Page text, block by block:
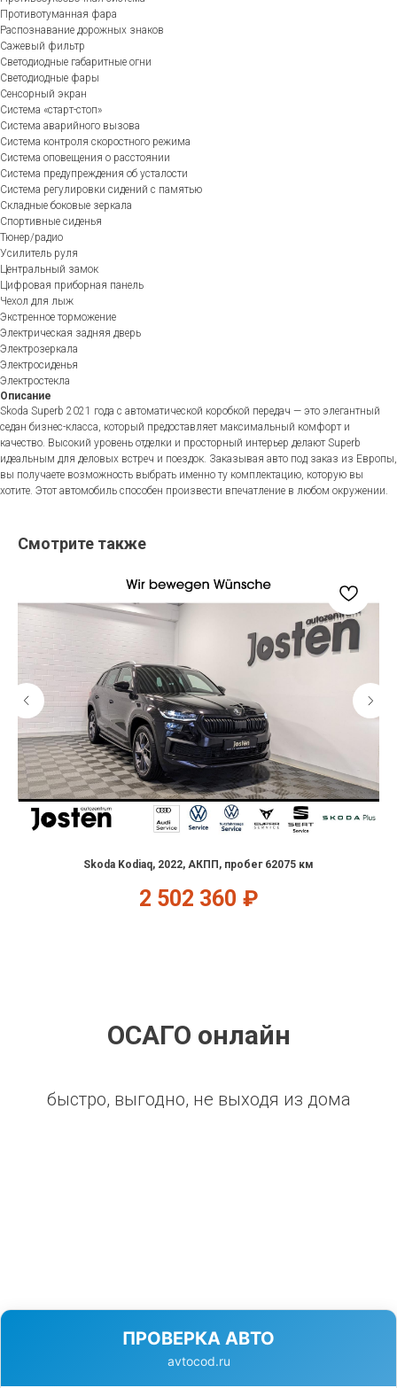
Противотуманная фара
Распознавание дорожных знаков
Сажевый фильтр
Светодиодные габаритные огни
Светодиодные фары
Сенсорный экран
Система «старт-стоп»
Система аварийного вызова
Система контроля скоростного режима
Система оповещения о расстоянии
Система предупреждения об усталости
Система регулировки сидений с памятью
Складные боковые зеркала
Спортивные сиденья
Тюнер/радио
Усилитель руля
Центральный замок
Цифровая приборная панель
Чехол для лыж
Экстренное торможение
Электрическая задняя дверь
Электрозеркала
Электросиденья
Электростекла
Описание
Skoda Superb 2021 года с автоматической коробкой передач — это элегантный
седан бизнес-класса, который предоставляет максимальный комфорт и
качество. Высокий уровень отделки и просторный интерьер делают Superb
идеальным для деловых встреч и поездок. Заказывая авто под заказ из Европы,
вы получаете возможность выбрать именно ту комплектацию, которую вы
хотите. Этот автомобиль способен произвести впечатление в любом окружении.
Смотрите также
Skoda Kodiaq, 2022, АКПП, пробег 62075 км
2 502 360 ₽
ОСАГО онлайн
быстро, выгодно, не выходя из дома
ПРОВЕРКА АВТО
avtocod.ru